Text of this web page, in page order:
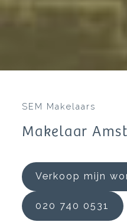
SEM Makelaars
Makelaar
Verkoop mijn
020 740 0531